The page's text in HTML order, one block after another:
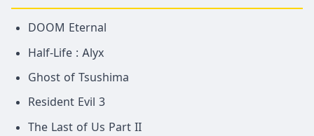
DOOM Eternal
Half-Life : Alyx
Ghost of Tsushima
Resident Evil 3
The Last of Us Part II